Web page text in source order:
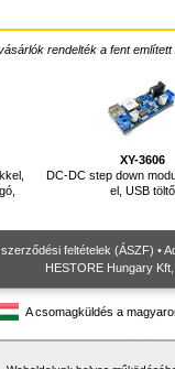
rendelték a fent
XY-3606
DC-DC step down
el, USB töltő
feltételek (ÁSZF) •
HESTORE Hungary
A csomagküldés a